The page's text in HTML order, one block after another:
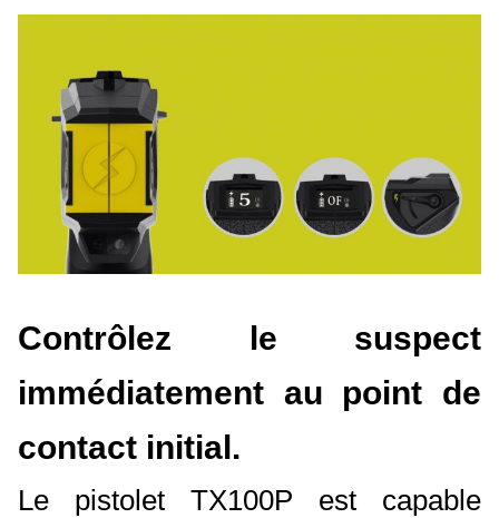
Contrôlez le suspect
immédiatement au point de
contact initial.
Le pistolet TX100P est capable